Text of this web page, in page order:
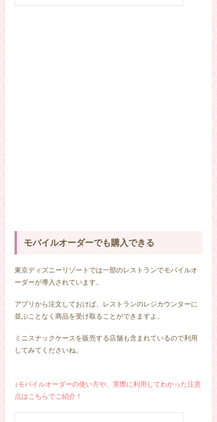
モバイルオーダーでも購入できる
東京ディズニーリゾートでは一部のレストランでモバイルオ
ーダーが導入されています。
アプリから注文しておけば、レストランのレジカウンターに
並ぶことなく商品を受け取ることができますよ。
ミニスナックケースを販売する店舗も含まれているので利用
してみてくださいね。
↓モバイルオーダーの使い方や、実際に利用してわかった注意
点はこちらでご紹介！